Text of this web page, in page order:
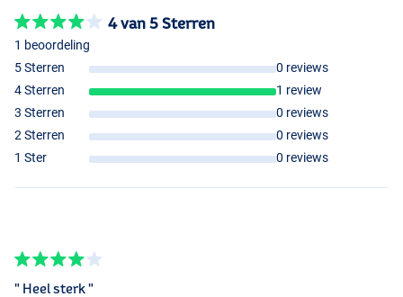
4 van 5 Sterren
1 beoordeling
5 Sterren
0 reviews
4 Sterren
1 review
3 Sterren
0 reviews
2 Sterren
0 reviews
1 Ster
0 reviews
" Heel sterk "